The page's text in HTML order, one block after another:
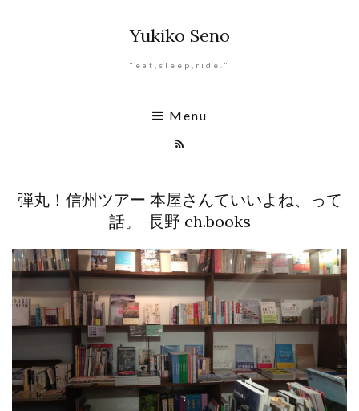
Yukiko Seno
"eat,sleep,ride."
Menu
弾丸！信州ツアー 本屋さんていいよね、って
話。-長野 ch.books